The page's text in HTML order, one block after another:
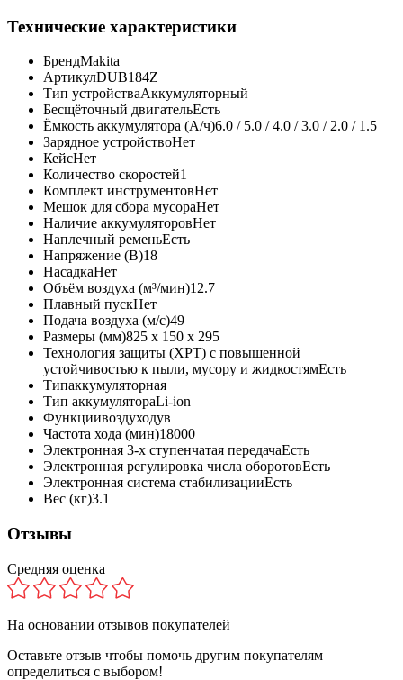
Технические характеристики
БрендMakita
АртикулDUB184Z
Тип устройстваАккумуляторный
Бесщёточный двигательЕсть
Ёмкость аккумулятора (А/ч)6.0 / 5.0 / 4.0 / 3.0 / 2.0 / 1.5
Зарядное устройствоНет
КейсНет
Количество скоростей1
Комплект инструментовНет
Мешок для сбора мусораНет
Наличие аккумуляторовНет
Наплечный ременьЕсть
Напряжение (В)18
НасадкаНет
Объём воздуха (м³/мин)12.7
Плавный пускНет
Подача воздуха (м/с)49
Размеры (мм)825 х 150 х 295
Технология защиты (XPT) с повышенной
устойчивостью к пыли, мусору и жидкостямЕсть
Типаккумуляторная
Тип аккумулятораLi-ion
Функциивоздуходув
Частота хода (мин)18000
Электронная 3-х ступенчатая передачаЕсть
Электронная регулировка числа оборотовЕсть
Электронная система стабилизацииЕсть
Вес (кг)3.1
Отзывы
Средняя оценка
На основании отзывов покупателей
Оставьте отзыв чтобы помочь другим покупателям
определиться с выбором!